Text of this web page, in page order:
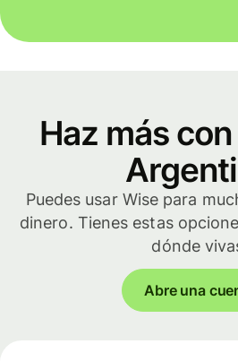
Haz más
Puedes usar Wise para
dinero. Tienes estas
dónde
Abre una